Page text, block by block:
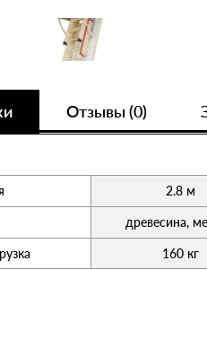
Отзывы (0)
2.8 м
древесина,
160 кг